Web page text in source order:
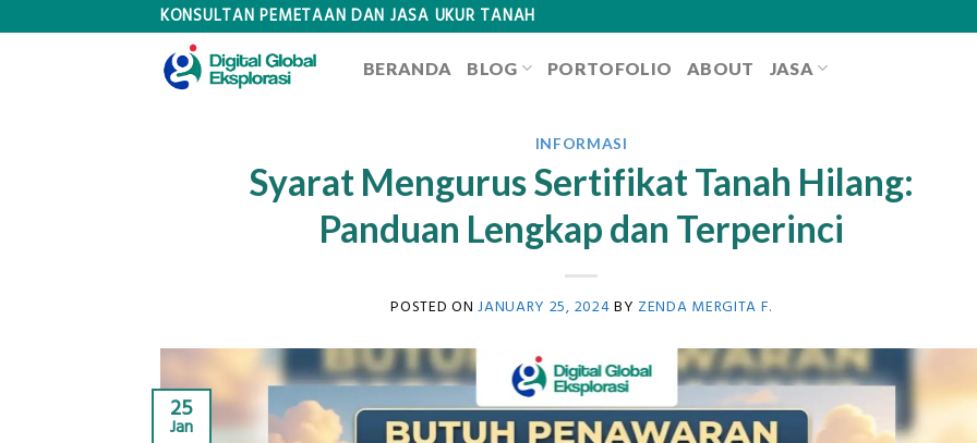
KONSULTAN PEMETAAN DAN JASA UKUR TANAH
BERANDA BLOG PORTOFOLIO ABOUT JASA
INFORMASI
Syarat Mengurus Sertifikat Tanah Hilang:
Panduan Lengkap dan Terperinci
POSTED ONJANUARY 25, 2024 BY ZENDA MERGITA F.
25
Jan